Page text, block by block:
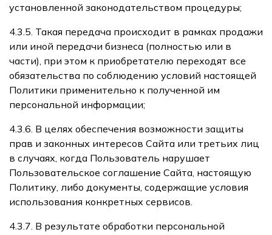
установленной законодательством процедуры;
4.3.5. Такая передача происходит в рамках продажи
или иной передачи бизнеса (полностью или в
части), при этом к приобретателю переходят все
обязательства по соблюдению условий настоящей
Политики применительно к полученной им
персональной информации;
4.3.6. В целях обеспечения возможности защиты
прав и законных интересов Сайта или третьих лиц
в случаях, когда Пользователь нарушает
Пользовательское соглашение Сайта, настоящую
Политику, либо документы, содержащие условия
использования конкретных сервисов.
4.3.7. В результате обработки персональной